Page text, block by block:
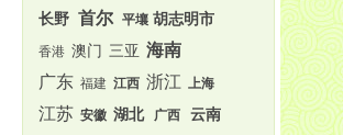
长野 首尔 平壤 胡志明市
香港 澳门 三亚 海南
广东 福建 江西 浙江 上海
江苏 安徽 湖北 广西 云南